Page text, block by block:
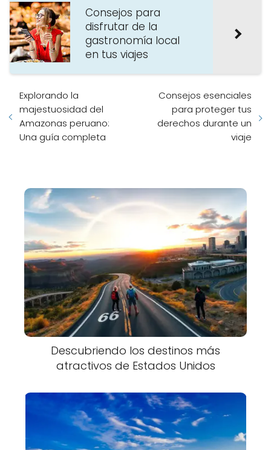
Consejos para
disfrutar de la
gastronomía local
en tus viajes
Explorando la
majestuosidad del
Amazonas peruano:
Una guía completa
Consejos esenciales
para proteger tus
derechos durante un
viaje
Descubriendo los destinos más
atractivos de Estados Unidos